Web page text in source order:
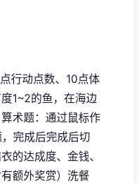
行动点数、10点体
1~2的鱼，在海边
算术题：通过鼠标作
完成后完成后切
的达成度、金钱、
额外奖赏） 洗餐